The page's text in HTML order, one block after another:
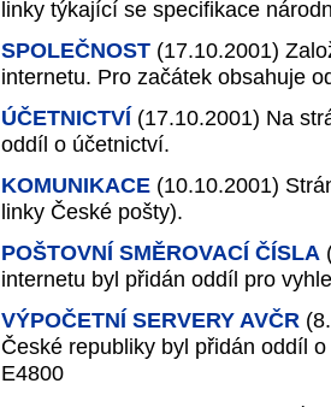
linky týkající se specifikace
SPOLEČNOST (17.10.2001)
internetu. Pro začátek obsahuje
ÚČETNICTVÍ (17.10.2001) Na
oddíl o účetnictví.
KOMUNIKACE (10.10.2001)
linky České pošty).
POŠTOVNÍ SMĚROVACÍ ČÍSLA
internetu byl přidán oddíl pro
VÝPOČETNÍ SERVERY AVČR
České republiky byl přidán oddíl
E4800